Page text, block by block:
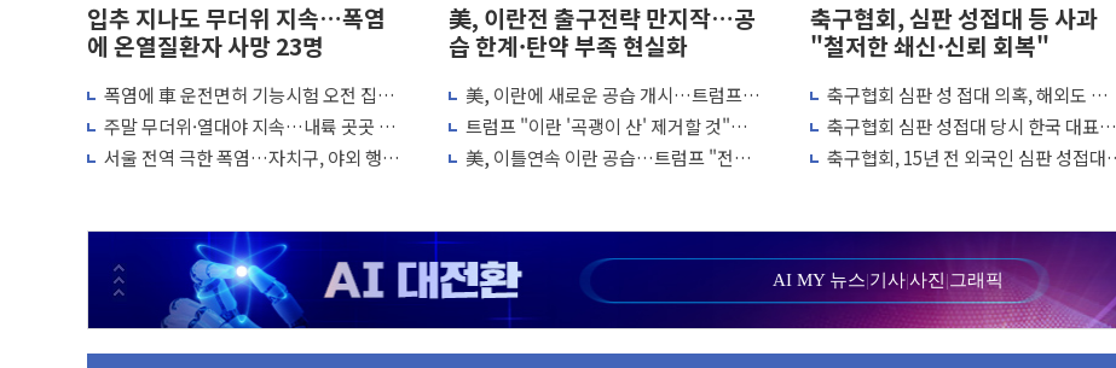
입추 지나도 무더위 지속…폭염
에 온열질환자 사망 23명
폭염에 車 운전면허 기능시험 오전 집중
편성…체감온도 38도 넘으면 중단
주말 무더위·열대야 지속…내륙 곳곳 소
나기
서울 전역 극한 폭염…자치구, 야외 행사
美, 이란전 출구전략 만지작…공
습 한계·탄약 부족 현실화
美, 이란에 새로운 공습 개시…트럼프
"이제 우리 차례"
트럼프 "이란 '곡괭이 산' 제거할 것"…
미군, 사흘째 이란 야간 공습
美, 이틀연속 이란 공습…트럼프 "전쟁
축구협회, 심판 성접대 등 사과
"철저한 쇄신·신뢰 회복"
축구협회 심판 성 접대 의혹, 해외도 관심
↑…감독 선임 과정 수사까지 외신 주목
축구협회 심판 성접대 당시 한국 대표팀
7경기 무패 행진
축구협회, 15년 전 외국인 심판 성접대
AI MY 뉴스|기사|사진 |그래픽
포항시 재난예산 40억 긴급 투입…고수온 양식장 복구·지원 '총력'
울진·영덕 '호우특보'-포항 '산사태 주의보'...경북도, 호우 피해·통제구간 없어
인천 합동연설회 나선 송영길·정청래·김민석 당대표 후보
김민석, 2주차 제주·인천 경선서 정청래에 승리...47.75% vs 42.08%
인사하는 김민석 당대표 후보
[속보] 민주, 제주·인천 경선 결과 발표...김민석 47.75% 정청래 42.08%